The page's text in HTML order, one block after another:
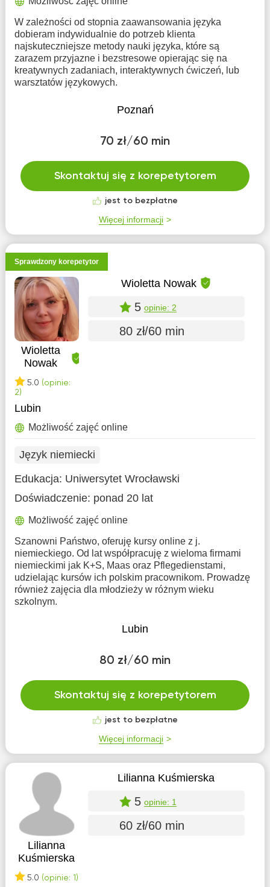
W zależności od stopnia zaawansowania języka
dobieram indywidualnie do potrzeb klienta
najskuteczniejsze metody nauki języka, które są
zarazem przyjazne i bezstresowe opierając się na
kreatywnych zadaniach, interaktywnych ćwiczeń, lub
warsztatów językowych.
Poznań
70 zł/60 min
Skontaktuj się z korepetytorem
jest to bezpłatne
Więcej informacji
Sprawdzony korepetytor
Wioletta
Nowak
5.0 (opinie:
2)
Wioletta Nowak
5 opinie: 2
80 zł/60 min
Lubin
Możliwość zajęć online
Język niemiecki
Edukacja: Uniwersytet Wrocławski
Doświadczenie: ponad 20 lat
Możliwość zajęć online
Szanowni Państwo, oferuję kursy online z j.
niemieckiego. Od lat współpracuję z wieloma firmami
niemieckimi jak K+S, Maas oraz Pflegedienstami,
udzielając kursów ich polskim pracownikom. Prowadzę
również zajęcia dla młodzieży w różnym wieku
szkolnym.
Lubin
80 zł/60 min
Skontaktuj się z korepetytorem
jest to bezpłatne
Więcej informacji
Lilianna
Kuśmierska
5.0 (opinie: 1)
Lilianna Kuśmierska
5 opinie: 1
60 zł/60 min